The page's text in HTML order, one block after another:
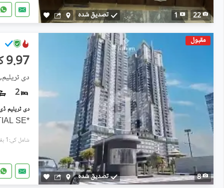
22
1 تصدیق شدہ
مقبول
8 تصدیق شدہ
9.97 کروڑ
دی
2
*THE TRILLIUM* *2 BED | PARTIAL SE
شامل کی:1 ہفتہ پہل